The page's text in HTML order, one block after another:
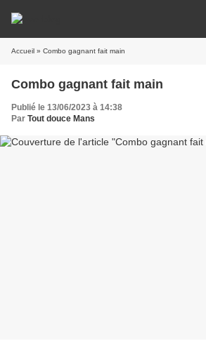
Accueil » Combo gagnant fait main
Combo gagnant fait main
Publié le 13/06/2023 à 14:38
Par Tout douce Mans